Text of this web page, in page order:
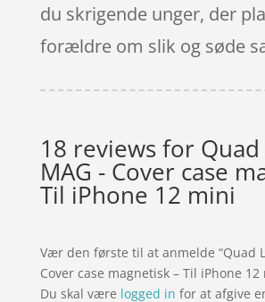
du skrigende unger, der
forældre om slik og søde
18 reviews for
MAG - Cover case
Til iPhone 12 mini
Vær den første til at anmelde “Quad
Cover case magnetisk – Til iPhone 12
Du skal være logged in for at afgive